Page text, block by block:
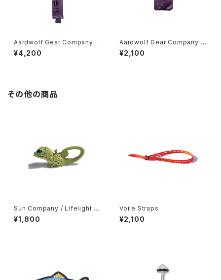
Aardwolf Gear Company /
Toothbrush Sleeve
¥4,200
Aardwolf Gear Company /
Mini Ditty Spoon Cover
¥2,100
その他の商品
Sun Company / Lifelight -
Green Lizard-
¥1,800
Voile Straps
¥2,100